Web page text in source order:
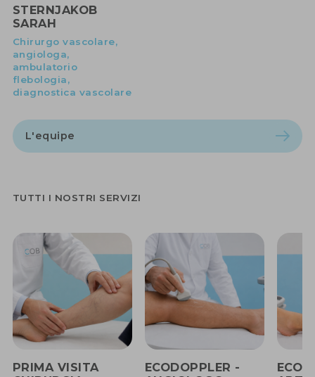
STERNJAKOB
SARAH
Chirurgo vascolare,
angiologa,
ambulatorio
flebologia,
diagnostica vascolare
L'equipe
TUTTI I NOSTRI SERVIZI
PRIMA VISITA
ECODOPPLER -